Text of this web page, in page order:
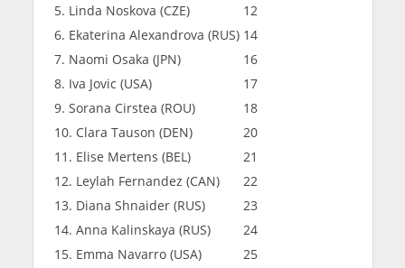
5. Linda Noskova (CZE)
12
6. Ekaterina Alexandrova (RUS) 14
7. Naomi Osaka (JPN)
16
8. Iva Jovic (USA)
17
9. Sorana Cirstea (ROU)
18
10. Clara Tauson (DEN)
20
11. Elise Mertens (BEL)
21
12. Leylah Fernandez (CAN)
22
13. Diana Shnaider (RUS)
23
14. Anna Kalinskaya (RUS)
24
15. Emma Navarro (USA)
25